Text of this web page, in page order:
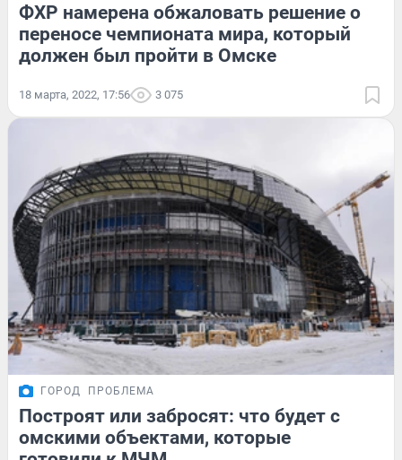
ФХР намерена обжаловать решение о
переносе чемпионата мира, который
должен был пройти в Омске
18 марта, 2022, 17:56 3 075
ГОРОД ПРОБЛЕМА
Построят или забросят: что будет с
омскими объектами, которые